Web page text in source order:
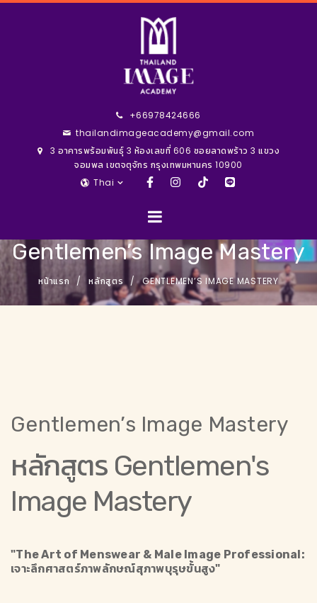
+66978424666
thailandimageacademy@gmail.com
3 อาคารพร้อมพันธุ์ 3 ห้องเลขที่ 606 ซอยลาดพร้าว 3 แขวง
จอมพล เขตจตุจักร กรุงเทพมหานคร 10900
Thai
Gentlemen’s Image Mastery
หน้าแรก หลักสูตร GENTLEMEN’S IMAGE MASTERY
Gentlemen’s Image Mastery
หลักสูตร Gentlemen's
Image Mastery
"The Art of Menswear & Male Image Professional:
เจาะลึกศาสตร์ภาพลักษณ์สุภาพบุรุษขั้นสูง"